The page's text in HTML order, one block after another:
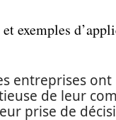
exemples
entreprises
de leur
prise de